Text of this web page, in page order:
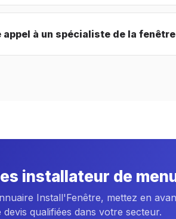
à un spécialiste de la
installateur de
Install'Fenêtre, mettez en
devis qualifiées dans votre secteur.